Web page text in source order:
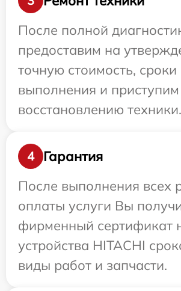
После полной
предоставим на
точную стоимость, сроки
выполнения и
восстановлению техники.
4
Гарантия
После выполнения всех
оплаты услуги Вы
фирменный сертификат
устройства HITACHI
виды работ и запчасти.